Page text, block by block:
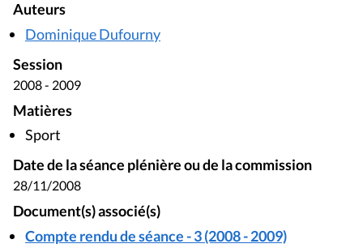
Auteurs
Dominique Dufourny
Session
2008 - 2009
Matières
Sport
Date de la séance plénière ou de la commission
28/11/2008
Document(s) associé(s)
Compte rendu de séance - 3 (2008 - 2009)